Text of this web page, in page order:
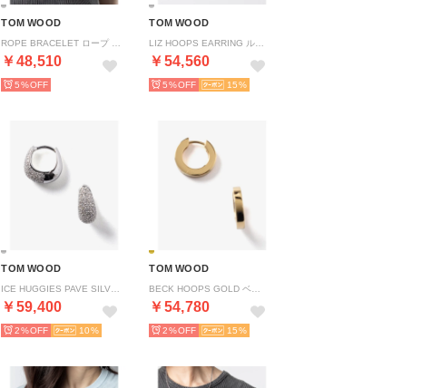
TOM WOOD
￥48,510
5%
TOM WOOD
￥54,560
5% 15
TOM WOOD
￥59,400
2% 10
TOM WOOD
￥54,780
2% 15